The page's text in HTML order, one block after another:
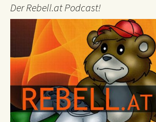
Der Rebell.at Podcast!